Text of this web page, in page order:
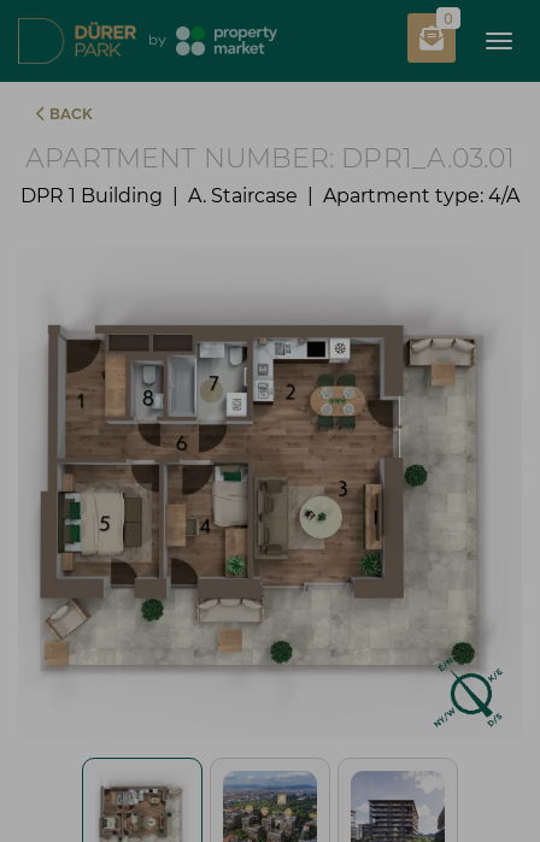
by
0
BACK
APARTMENT NUMBER: DPR1_A.03.01
DPR 1 Building | A. Staircase | Apartment type: 4/A